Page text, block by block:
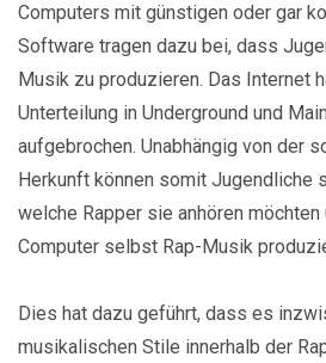
Computers mit günstigen oder gar
Software tragen dazu bei, dass
Musik zu produzieren. Das Internet
Unterteilung in Underground und
aufgebrochen. Unabhängig von der
Herkunft können somit Jugendliche
welche Rapper sie anhören möchten
Computer selbst Rap-Musik
Dies hat dazu geführt, dass es
musikalischen Stile innerhalb der